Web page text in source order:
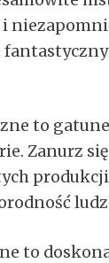
to
Zanurz
to